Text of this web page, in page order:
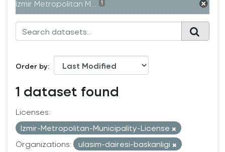
Izmir Metropolitan M... 1
Order by
1 dataset found
Licenses:
Izmir-Metropolitan-Municipality-License
Organizations:
ulasim-dairesi-baskanligi